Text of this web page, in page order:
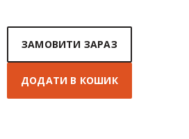
ЗАМОВИТИ ЗАРАЗ
ДОДАТИ В КОШИК